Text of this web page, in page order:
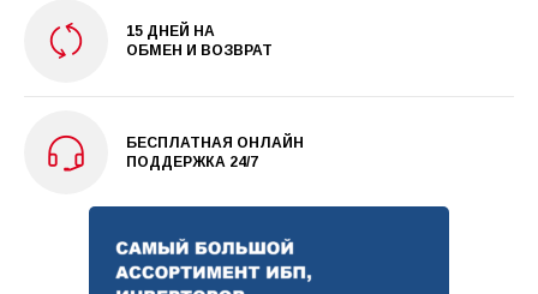
15 ДНЕЙ НА
ОБМЕН И ВОЗВРАТ
БЕСПЛАТНАЯ ОНЛАЙН
ПОДДЕРЖКА 24/7